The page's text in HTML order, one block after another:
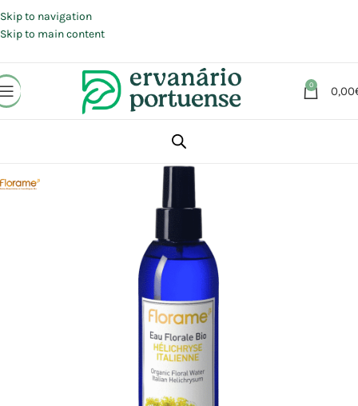
Skip to navigation
Skip to main content
0 0,00
Beleza | Cosmética | Higiene